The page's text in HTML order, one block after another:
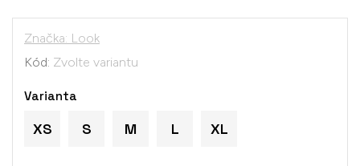
Značka: Look
Kód: Zvolte variantu
Varianta
XS S M L XL